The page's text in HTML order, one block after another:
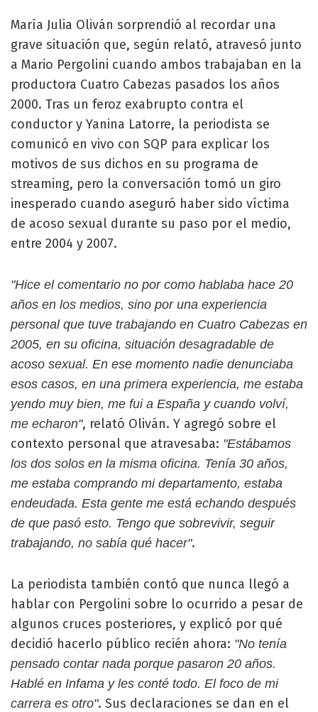
María Julia Oliván sorprendió al recordar una
grave situación que, según relató, atravesó junto
a Mario Pergolini cuando ambos trabajaban en la
productora Cuatro Cabezas pasados los años
2000. Tras un feroz exabrupto contra el
conductor y Yanina Latorre, la periodista se
comunicó en vivo con SQP para explicar los
motivos de sus dichos en su programa de
streaming, pero la conversación tomó un giro
inesperado cuando aseguró haber sido víctima
de acoso sexual durante su paso por el medio,
entre 2004 y 2007.
"Hice el comentario no por como hablaba hace 20
años en los medios, sino por una experiencia
personal que tuve trabajando en Cuatro Cabezas en
2005, en su oficina, situación desagradable de
acoso sexual. En ese momento nadie denunciaba
esos casos, en una primera experiencia, me estaba
yendo muy bien, me fui a España y cuando volví,
me echaron", relató Oliván. Y agregó sobre el
contexto personal que atravesaba: "Estábamos
los dos solos en la misma oficina. Tenía 30 años,
me estaba comprando mi departamento, estaba
endeudada. Esta gente me está echando después
de que pasó esto. Tengo que sobrevivir, seguir
trabajando, no sabía qué hacer".
La periodista también contó que nunca llegó a
hablar con Pergolini sobre lo ocurrido a pesar de
algunos cruces posteriores, y explicó por qué
decidió hacerlo público recién ahora: "No tenía
pensado contar nada porque pasaron 20 años.
Hablé en Infama y les conté todo. El foco de mi
carrera es otro". Sus declaraciones se dan en el